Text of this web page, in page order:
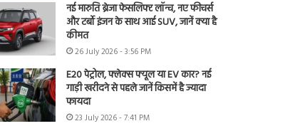
नई मारुति ब्रेजा फेसलिफ्ट लॉन्च, नए फीचर्स
और टर्बो इंजन के साथ आई SUV, जानें क्या है
कीमत
26 July 2026 - 3:56 PM
E20 पेट्रोल, फ्लेक्स फ्यूल या EV कार? नई
गाड़ी खरीदने से पहले जानें किसमें है ज्यादा
फायदा
23 July 2026 - 7:41 PM